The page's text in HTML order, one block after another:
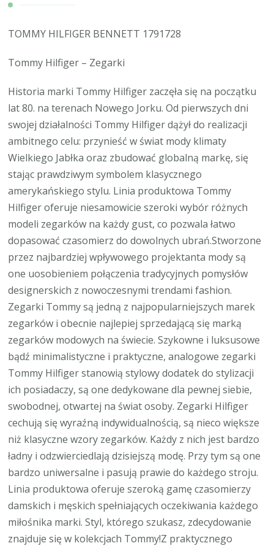
TOMMY HILFIGER BENNETT 1791728
Tommy Hilfiger – Zegarki
Historia marki Tommy Hilfiger zaczęła się na początku
lat 80. na terenach Nowego Jorku. Od pierwszych dni
swojej działalności Tommy Hilfiger dążył do realizacji
ambitnego celu: przynieść w świat mody klimaty
Wielkiego Jabłka oraz zbudować globalną markę, się
stając prawdziwym symbolem klasycznego
amerykańskiego stylu. Linia produktowa Tommy
Hilfiger oferuje niesamowicie szeroki wybór różnych
modeli zegarków na każdy gust, co pozwala łatwo
dopasować czasomierz do dowolnych ubrań.Stworzone
przez najbardziej wpływowego projektanta mody są
one uosobieniem połączenia tradycyjnych pomysłów
designerskich z nowoczesnymi trendami fashion.
Zegarki Tommy są jedną z najpopularniejszych marek
zegarków i obecnie najlepiej sprzedającą się marką
zegarków modowych na świecie. Szykowne i luksusowe
bądź minimalistyczne i praktyczne, analogowe zegarki
Tommy Hilfiger stanowią stylowy dodatek do stylizacji
ich posiadaczy, są one dedykowane dla pewnej siebie,
swobodnej, otwartej na świat osoby. Zegarki Hilfiger
cechują się wyraźną indywidualnością, są nieco większe
niż klasyczne wzory zegarków. Każdy z nich jest bardzo
ładny i odzwierciedlają dzisiejszą modę. Przy tym są one
bardzo uniwersalne i pasują prawie do każdego stroju.
Linia produktowa oferuje szeroką gamę czasomierzy
damskich i męskich spełniających oczekiwania każdego
miłośnika marki. Styl, którego szukasz, zdecydowanie
znajduje się w kolekcjach Tommy!Z praktycznego